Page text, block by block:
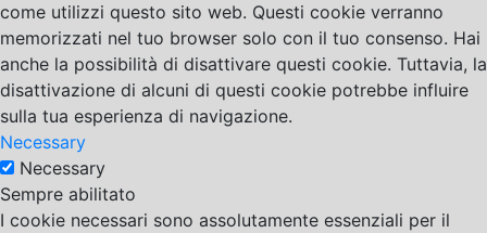
come utilizzi questo sito web. Questi cookie verranno
memorizzati nel tuo browser solo con il tuo consenso. Hai
anche la possibilità di disattivare questi cookie. Tuttavia, la
disattivazione di alcuni di questi cookie potrebbe influire
sulla tua esperienza di navigazione.
Necessary
Necessary
Sempre abilitato
I cookie necessari sono assolutamente essenziali per il